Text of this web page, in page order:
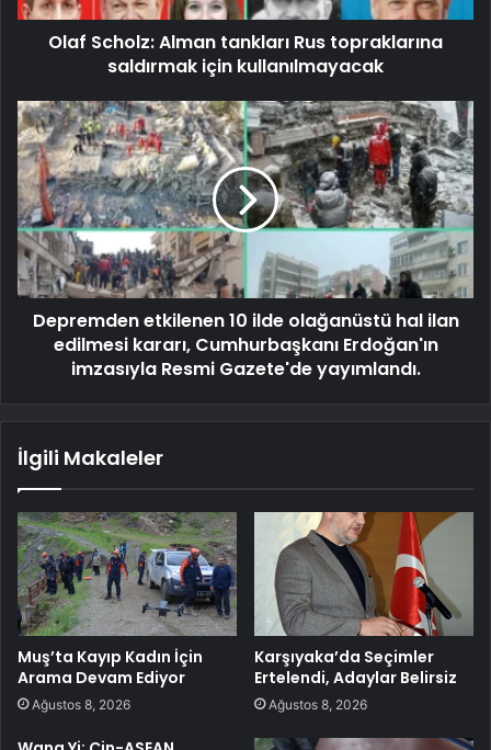
Olaf Scholz: Alman tankları Rus topraklarına
saldırmak için kullanılmayacak
Depremden etkilenen 10 ilde olağanüstü hal ilan
edilmesi kararı, Cumhurbaşkanı Erdoğan'ın
imzasıyla Resmi Gazete'de yayımlandı.
İlgili Makaleler
Muş’ta Kayıp Kadın İçin
Arama Devam Ediyor
Ağustos 8, 2026
Karşıyaka’da Seçimler
Ertelendi, Adaylar Belirsiz
Ağustos 8, 2026